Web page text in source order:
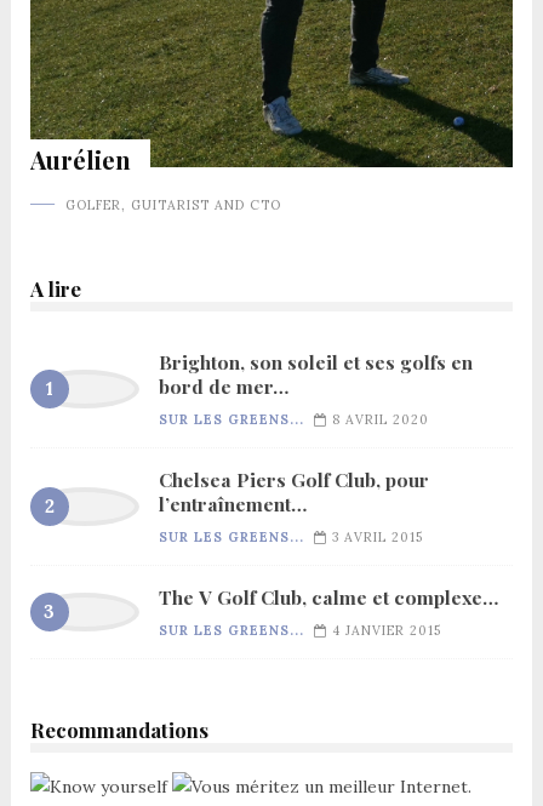
Aurélien
GOLFER, GUITARIST AND CTO
A lire
Brighton, son soleil et ses golfs en
bord de mer…
SUR LES GREENS... 8 AVRIL 2020
Chelsea Piers Golf Club, pour
l’entraînement…
SUR LES GREENS... 3 AVRIL 2015
The V Golf Club, calme et complexe…
SUR LES GREENS... 4 JANVIER 2015
Recommandations